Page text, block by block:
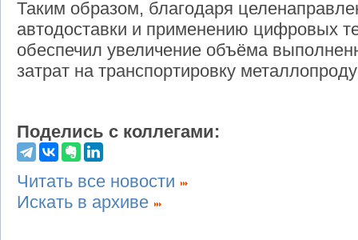
Таким образом, благодаря
автодоставки и применению цифровых
обеспечил увеличение объёма
затрат на транспортировку
Поделись с коллегами:
Читать все новости
Искать в архиве